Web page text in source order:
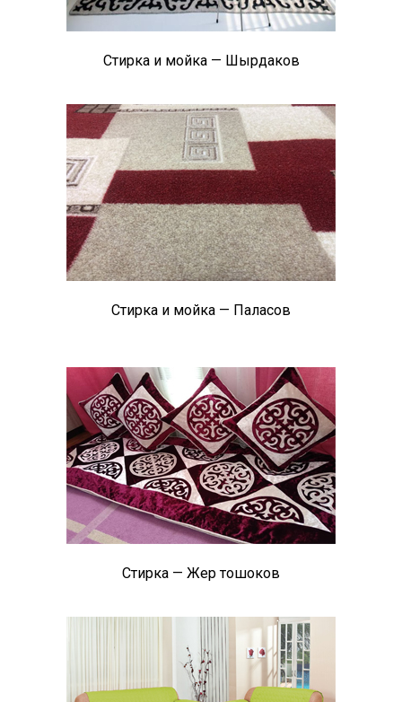
Стирка и мойка — Шырдаков
Стирка и мойка — Паласов
Стирка — Жер тошоков